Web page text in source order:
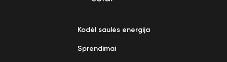
Kodėl saulės energija
Sprendimai